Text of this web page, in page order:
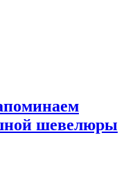
шевелюры